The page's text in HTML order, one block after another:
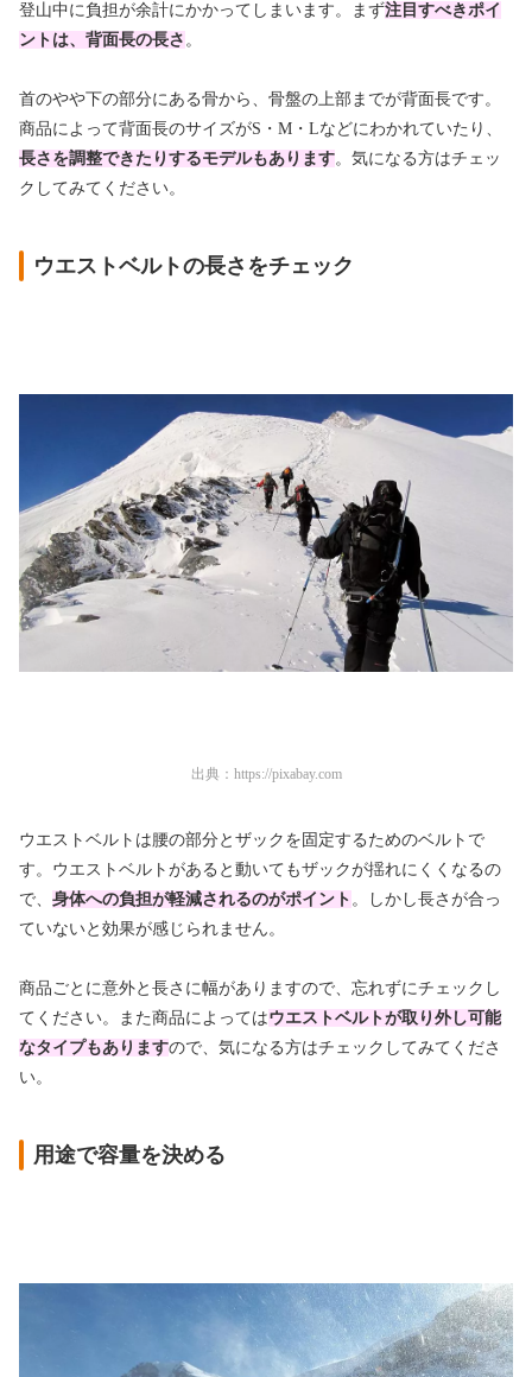
登山中に負担が余計にかかってしまいます。まず注目すべきポイ
ントは、背面長の長さ 。
首のやや下の部分にある骨から、骨盤の上部までが背面長です。
商品によって背面長のサイズがS・M・Lなどにわかれていたり、
長さを調整できたりするモデルもあります。気になる方はチェッ
クしてみてください。
ウエストベルトの長さをチェック
出典： https://pixabay.com
ウエストベルトは腰の部分とザックを固定するためのベルトで
す。ウエストベルトがあると動いてもザックが揺れにくくなるの
で、 身体への負担が軽減されるのがポイント 。しかし長さが合っ
ていないと効果が感じられません。
商品ごとに意外と長さに幅がありますので、忘れずにチェックし
てください。また商品によってはウエストベルトが取り外し可能
なタイプもありますので、気になる方はチェックしてみてくださ
い。
用途で容量を決める